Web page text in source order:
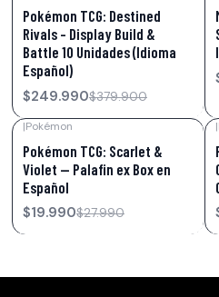
Pokémon TCG: Destined
Rivals – Display Build &
Battle 10 Unidades (Idioma
Español)
$249.990$379.900
|Pokémon
Pokémon TCG: Scarlet &
Violet — Palafin ex Box en
Español
$19.990$27.990
|